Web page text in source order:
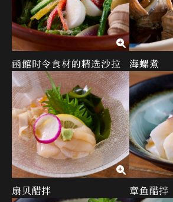
函館时令食材的精选沙拉 海螺煮
扇贝醋拌 章鱼醋拌